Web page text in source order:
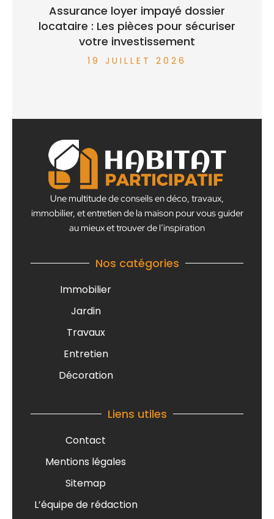
Assurance loyer impayé dossier
locataire : Les pièces pour sécuriser
votre investissement
19 JUILLET 2026
Une multitude de conseils en déco, travaux,
immobilier, et entretien de la maison pour vous guider
au mieux et trouver de l’inspiration
Nos catégories
Immobilier
Jardin
Travaux
Entretien
Décoration
Liens utiles
Contact
Mentions légales
Sitemap
L’équipe de rédaction